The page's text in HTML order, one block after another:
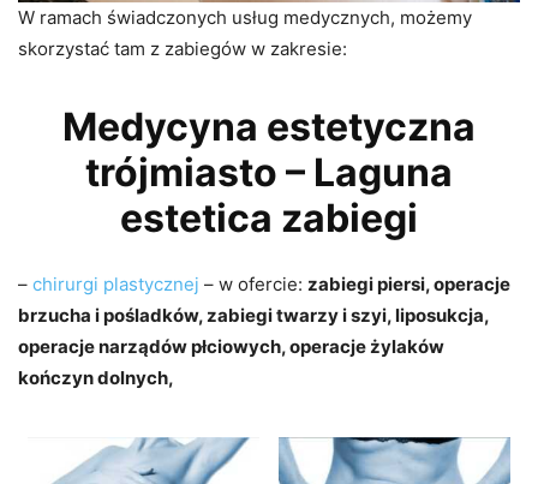
W ramach świadczonych usług medycznych, możemy
skorzystać tam z zabiegów w zakresie:
Medycyna estetyczna
trójmiasto – Laguna
estetica zabiegi
– chirurgi plastycznej – w ofercie: zabiegi piersi, operacje
brzucha i pośladków, zabiegi twarzy i szyi, liposukcja,
operacje narządów płciowych, operacje żylaków
kończyn dolnych,